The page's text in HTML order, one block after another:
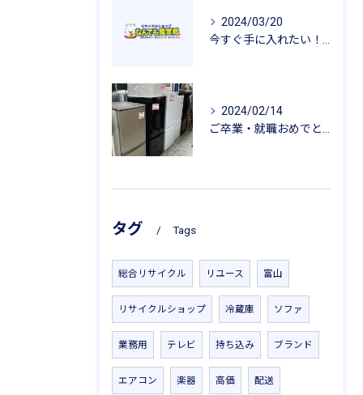
2024/03/20
2024/02/14
タグ Tags
総合リサイクル リユース 富山
リサイクルショップ 冷蔵庫 ソファ
業務用 テレビ 持ち込み ブランド
エアコン 楽器 高価 配送